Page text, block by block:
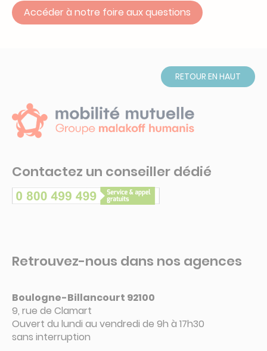
Accéder à notre foire aux questions
Contactez un conseiller dédié
Retrouvez-nous dans nos agences
Boulogne-Billancourt 92100
9, rue de Clamart
Ouvert du lundi au vendredi de 9h à 17h30
sans interruption
RETOUR EN HAUT